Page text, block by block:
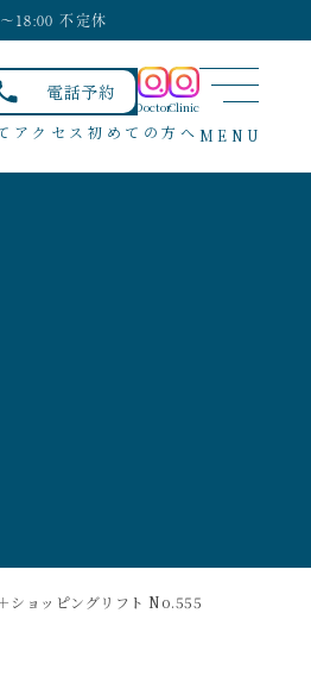
18:00 不定休
電話予約
DoctorClinic
アクセス 初めての方へ MENU
ショッピングリフト No.555